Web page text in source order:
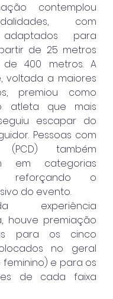
contemplou
com
para
de 25 metros
400 metros. A
voltada a maiores
premiou como
atleta que mais
escapar do
Pessoas com
(PCD) também
em categorias
reforçando o
do evento.
experiência
houve premiação
para os cinco
no geral
feminino) e para os
de cada faixa